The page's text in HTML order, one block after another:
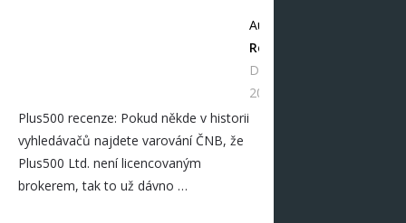
Autor
Redakce
Dub 09,
2026
Plus500 recenze: Pokud někde v historii
vyhledávačů najdete varování ČNB, že
Plus500 Ltd. není licencovaným
brokerem, tak to už dávno …